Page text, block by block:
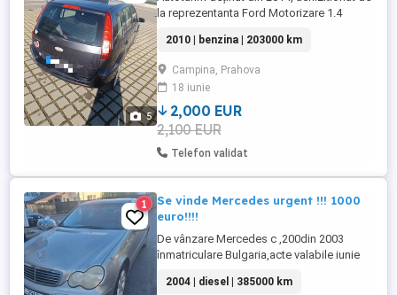
5
la reprezentanta Ford Motorizare 1.4
noua, in garantie Aer condiționat Geamuri
electrice față ABS ,servodirectie, volan
reglabil, scaune reglabile, inchidere
centralizata, radio cd original . culoare gri
petrol Itp ...
2010 | benzina | 203000 km
Campina, Prahova
18 iunie
2,000 EUR
2,100 EUR
Telefon validat
1
Se vinde Mercedes urgent !!! 1000
euro!!!!
De vânzare Mercedes c ,200din 2003
înmatriculare Bulgaria,acte valabile iunie
deplasează pe orice distanță.Mici retușuri
2004 | diesel | 385000 km